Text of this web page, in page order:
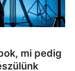
mi pedig